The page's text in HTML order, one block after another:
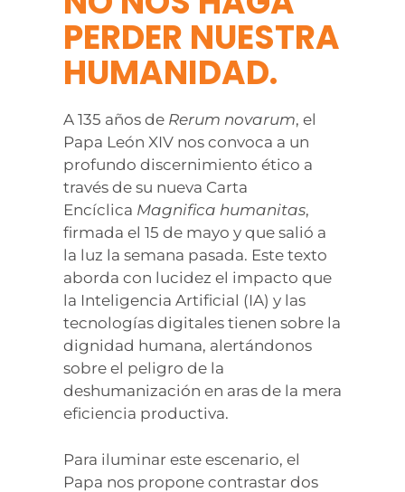
PERDER NUESTRA
HUMANIDAD.
A 135 años de Rerum novarum, el
Papa León XIV nos convoca a un
profundo discernimiento ético a
través de su nueva Carta
Encíclica Magnifica humanitas,
firmada el 15 de mayo y que salió a
la luz la semana pasada. Este texto
aborda con lucidez el impacto que
la Inteligencia Artificial (IA) y las
tecnologías digitales tienen sobre la
dignidad humana, alertándonos
sobre el peligro de la
deshumanización en aras de la mera
eficiencia productiva.
Para iluminar este escenario, el
Papa nos propone contrastar dos